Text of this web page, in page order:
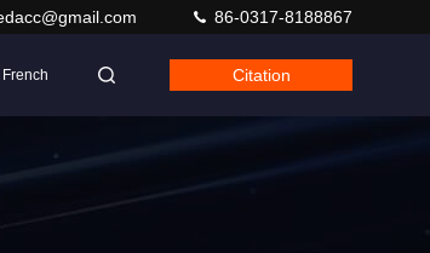
86-0317-8188867
French Citation